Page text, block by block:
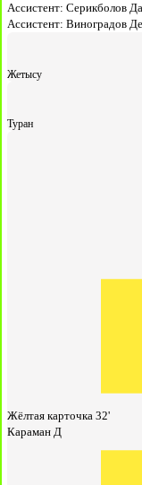
Ассистент: Серикболов
Ассистент: Виноградов
Жетысу
Туран
Жёлтая карточка 32'
Караман Д